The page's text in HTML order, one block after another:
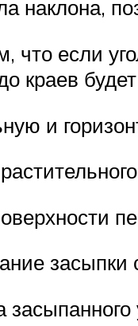
наклона,
что если
краев
и
засыпки